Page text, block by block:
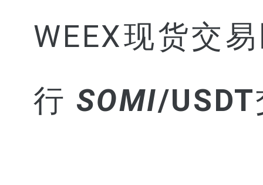
WEEX现货交
行 SOMI/USDT